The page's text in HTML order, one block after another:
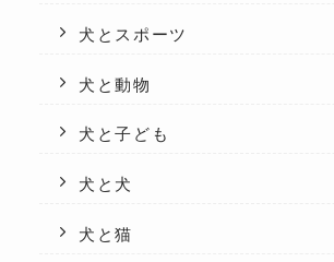
犬とスポーツ
犬と動物
犬と子ども
犬と犬
犬と猫